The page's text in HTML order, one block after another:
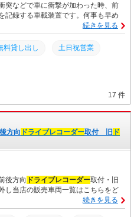
突などで車に衝撃が加わった時、前
記録する車載装置です。何事も早め
続きを見る
料貸し出し 土日祝営業
堺市ドライブレコーダー取り付け
南大阪ドライブレコーダー取り付
17 件
方向 ドライブレコーダー取付 旧 ド
後方向 ドライブレコーダー取付・旧
し当店の販売車両一覧はこちらをど
続きを見る